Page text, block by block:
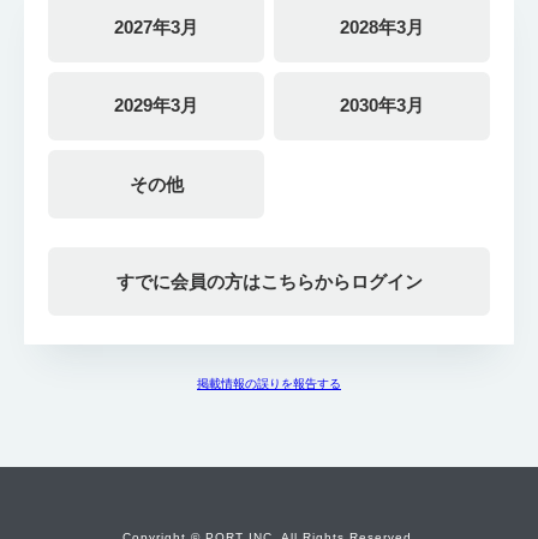
2027年3月 2028年3月
2029年3月 2030年3月
その他
すでに会員の方はこちらからログイン
掲載情報の誤りを報告する